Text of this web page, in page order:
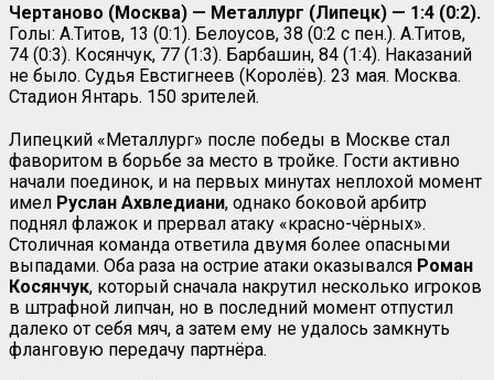
Чертаново (Москва) — Металлург (Липецк) — 1:4 (0:2).
Голы: А.Титов, 13 (0:1). Белоусов, 38 (0:2 с пен.). А.Титов,
74 (0:3). Косянчук, 77 (1:3). Барбашин, 84 (1:4). Наказаний
не было. Судья Евстигнеев (Королёв). 23 мая. Москва.
Стадион Янтарь. 150 зрителей.
Липецкий «Металлург» после победы в Москве стал
фаворитом в борьбе за место в тройке. Гости активно
начали поединок, и на первых минутах неплохой момент
имел Руслан Ахвледиани, однако боковой арбитр
поднял флажок и прервал атаку «красно-чёрных».
Столичная команда ответила двумя более опасными
выпадами. Оба раза на острие атаки оказывался Роман
Косянчук, который сначала накрутил несколько игроков
в штрафной липчан, но в последний момент отпустил
далеко от себя мяч, а затем ему не удалось замкнуть
фланговую передачу партнёра.